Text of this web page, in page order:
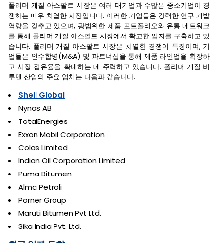
폴리머 개질 아스팔트 시장은 여러 대기업과 수많은 중소기업이 경
쟁하는 매우 치열한 시장입니다. 이러한 기업들은 강력한 연구 개발
역량을 갖추고 있으며, 광범위한 제품 포트폴리오와 유통 네트워크
를 통해 폴리머 개질 아스팔트 시장에서 확고한 입지를 구축하고 있
습니다. 폴리머 개질 아스팔트 시장은 치열한 경쟁이 특징이며, 기
업들은 인수합병(M&A) 및 파트너십을 통해 제품 라인업을 확장하
고 시장 점유율을 확대하는 데 주력하고 있습니다. 폴리머 개질 비
투멘 산업의 주요 업체는 다음과 같습니다.
Shell Global
Nynas AB
TotalEnergies
Exxon Mobil Corporation
Colas Limited
Indian Oil Corporation Limited
Puma Bitumen
Alma Petroli
Porner Group
Maruti Bitumen Pvt Ltd.
Sika India Pvt. Ltd.